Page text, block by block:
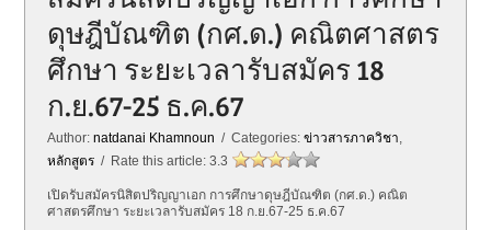
ดุษฎีบัณฑิต (กศ.ด.) คณิตศาสตร
ศึกษา ระยะเวลารับสมัคร 18
ก.ย.67-25 ธ.ค.67
Author:natdanai Khamnoun / Categories:ข่าวสารภาควิชา,
หลักสูตร / Rate this article:3.3
เปิดรับสมัครนิสิตปริญญาเอก การศึกษาดุษฎีบัณฑิต (กศ.ด.) คณิต
ศาสตรศึกษา ระยะเวลารับสมัคร 18 ก.ย.67-25 ธ.ค.67